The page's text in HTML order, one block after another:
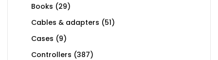
Books 2929
Cables & adapters 5151
Cases 99
Controllers 387387